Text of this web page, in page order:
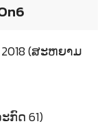
(ສະຫຍາມ
ກົດ 61)